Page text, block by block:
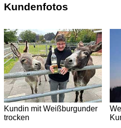
Kundenfotos
Kundin mit Weißburgunder
trocken